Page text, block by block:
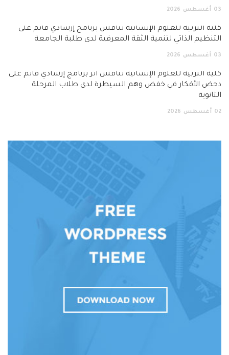
03 أغسطس 2026
كلية التربية للعلوم الإنسانية تناقش برنامج إرشادي قائم على
التنظيم الذاتي لتنمية الثقة المعرفية لدى طلبة الجامعة
03 أغسطس 2026
كلية التربية للعلوم الإنسانية تناقش أثر برنامج إرشادي قائم على
دحض الأفكار في خفض وهم السيطرة لدى طلاب المرحلة
الثانوية
02 أغسطس 2026